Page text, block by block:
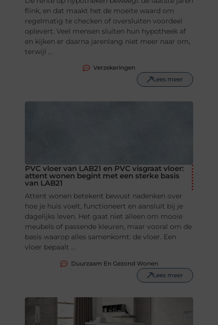
flink, en dat maakt het de moeite waard om
regelmatig te checken of oversluiten voordeel
oplevert. Veel mensen sluiten hun hypotheek af
en kijken er daarna jarenlang niet meer naar om,
terwijl ...
Verzekeringen
Lees meer
PVC vloer van LAB21 en PVC visgraat vloer:
attent wonen begint met een sterke basis
van LAB21
Attent wonen betekent bewust nadenken over
hoe je huis voelt, functioneert en aansluit bij je
dagelijks leven. Het gaat niet alleen om mooie
meubels of passende kleuren, maar vooral om de
basis waarop alles samenkomt: de vloer. Een
vloer bepaalt ...
Duurzaam En Gezond Wonen
Lees meer